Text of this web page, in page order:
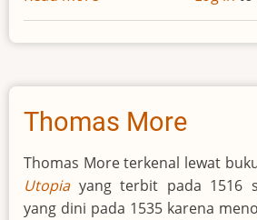
Fyodor
Dostoyevsky
Thomas More
Thomas More terkenal lewat
Utopiayang terbit pada 1516
yang dini pada 1535 karena